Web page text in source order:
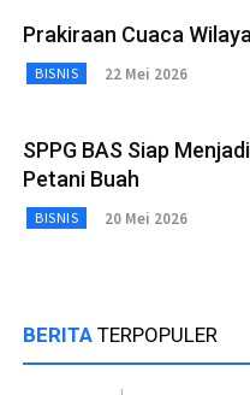
Prakiraan Cuaca
BISNIS 22 Mei 2026
SPPG BAS Siap
Petani Buah
BISNIS 20 Mei 2026
BERITA TERPOPULER